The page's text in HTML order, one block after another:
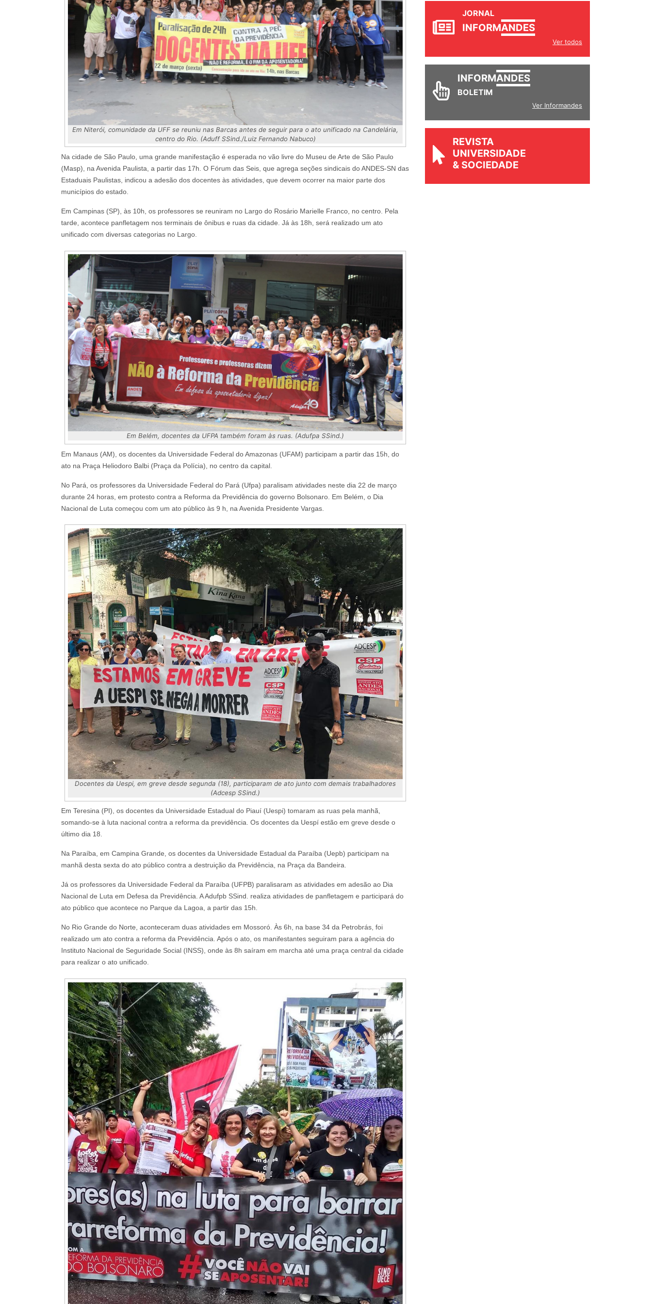
Em Niterói, comunidade da UFF se reuniu nas Barcas antes de seguir para o ato unificado na Candelária,
centro do Rio. (Aduff SSind./Luiz Fernando Nabuco)
Na cidade de São Paulo, uma grande manifestação é esperada no vão livre do Museu de Arte de São Paulo
(Masp), na Avenida Paulista, a partir das 17h. O Fórum das Seis, que agrega seções sindicais do ANDES-SN das
Estaduais Paulistas, indicou a adesão dos docentes às atividades, que devem ocorrer na maior parte dos
municípios do estado.
Em Campinas (SP), às 10h, os professores se reuniram no Largo do Rosário Marielle Franco, no centro. Pela
tarde, acontece panfletagem nos terminais de ônibus e ruas da cidade. Já às 18h, será realizado um ato
unificado com diversas categorias no Largo.
Em Belém, docentes da UFPA também foram às ruas. (Adufpa SSind.)
Em Manaus (AM), os docentes da Universidade Federal do Amazonas (UFAM) participam a partir das 15h, do
ato na Praça Heliodoro Balbi (Praça da Polícia), no centro da capital.
No Pará, os professores da Universidade Federal do Pará (Ufpa) paralisam atividades neste dia 22 de março
durante 24 horas, em protesto contra a Reforma da Previdência do governo Bolsonaro. Em Belém, o Dia
Nacional de Luta começou com um ato público às 9 h, na Avenida Presidente Vargas.
Docentes da Uespi, em greve desde segunda (18), participaram de ato junto com demais trabalhadores
(Adcesp SSind.)
Em Teresina (PI), os docentes da Universidade Estadual do Piauí (Uespi) tomaram as ruas pela manhã,
somando-se à luta nacional contra a reforma da previdência. Os docentes da Uespí estão em greve desde o
último dia 18.
Na Paraíba, em Campina Grande, os docentes da Universidade Estadual da Paraíba (Uepb) participam na
manhã desta sexta do ato público contra a destruição da Previdência, na Praça da Bandeira.
Já os professores da Universidade Federal da Paraíba (UFPB) paralisaram as atividades em adesão ao Dia
Nacional de Luta em Defesa da Previdência. A Adufpb SSind. realiza atividades de panfletagem e participará do
ato público que acontece no Parque da Lagoa, a partir das 15h.
No Rio Grande do Norte, aconteceram duas atividades em Mossoró. Às 6h, na base 34 da Petrobrás, foi
realizado um ato contra a reforma da Previdência. Após o ato, os manifestantes seguiram para a agência do
Instituto Nacional de Seguridade Social (INSS), onde às 8h saíram em marcha até uma praça central da cidade
para realizar o ato unificado.
JORNAL
Ver todos
INFORM
Ver Informandes
REVISTA
UNIVERSIDADE